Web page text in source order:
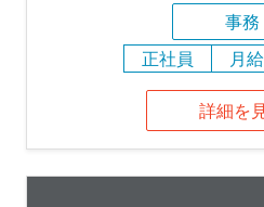
事務
正社員
月
詳細を